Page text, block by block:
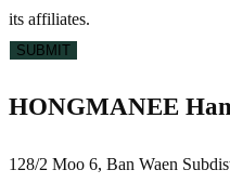
its affiliates.
SUBMIT
HONGMANEE
128/2 Moo 6, Ban Waen